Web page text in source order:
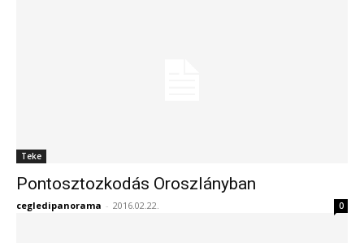
Teke
Pontosztozkodás Oroszlányban
cegledipanorama - 2016.02.22. 0